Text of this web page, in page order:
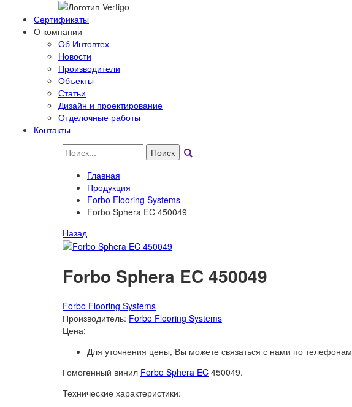
Сертификаты
О компании
Об Интовтех
Новости
Производители
Объекты
Статьи
Дизайн и проектирование
Отделочные работы
Контакты
Главная
Продукция
Forbo Flooring Systems
Forbo Sphera EC 450049
Назад
Forbo Sphera EC 450049
Forbo Flooring Systems
Производитель: Forbo Flooring Systems
Цена:
Для уточнения цены, Вы можете связаться с нами по телефонам
Гомогенный винил Forbo Sphera EC 450049.
Технические характеристики: